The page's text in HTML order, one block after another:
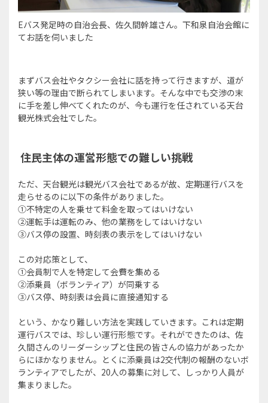
Eバス発足時の自治会長、佐久間幹雄さん。下和泉自治会館に
てお話を伺いました
まずバス会社やタクシー会社に話を持って行きますが、道が
狭い等の理由で断られてしまいます。そんな中でも交渉の末
に手を差し伸べてくれたのが、今も運行を任されている天台
観光株式会社でした。
住民主体の運営形態での難しい挑戦
ただ、天台観光は観光バス会社であるが故、定期運行バスを
走らせるのに以下の条件がありました。
①不特定の人を乗せて料金を取ってはいけない
②運転手は運転のみ、他の業務をしてはいけない
③バス停の設置、時刻表の表示をしてはいけない
この対応策として、
①会員制で人を特定して会費を集める
②添乗員（ボランティア）が同乗する
③バス停、時刻表は会員に直接通知する
という、かなり難しい方法を実践していきます。これは定期
運行バスでは、珍しい運行形態です。それができたのは、佐
久間さんのリーダーシップと住民の皆さんの協力があったか
らにほかなりません。とくに添乗員は2交代制の報酬のないボ
ランティアでしたが、20人の募集に対して、しっかり人員が
集まりました。